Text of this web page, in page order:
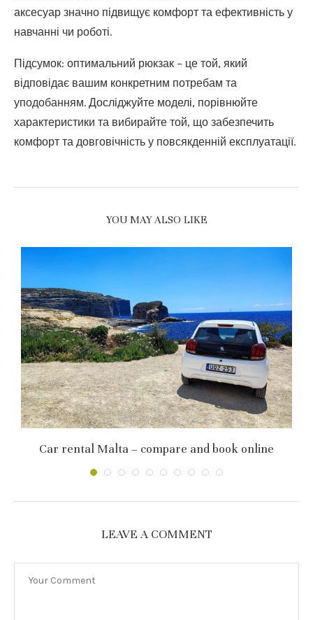
аксесуар значно підвищує комфорт та ефективність у
навчанні чи роботі.
Підсумок: оптимальний рюкзак – це той, який
відповідає вашим конкретним потребам та
уподобанням. Досліджуйте моделі, порівнюйте
характеристики та вибирайте той, що забезпечить
комфорт та довговічність у повсякденній експлуатації.
YOU MAY ALSO LIKE
Car rental Malta – compare and book online
LEAVE A COMMENT